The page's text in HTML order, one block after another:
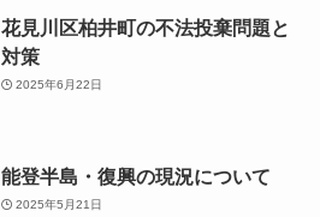
花見川区柏井町の不法投棄問題と
対策
2025年6月22日
能登半島・復興の現況について
2025年5月21日